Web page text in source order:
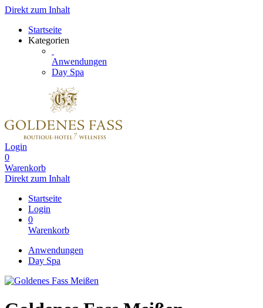
Direkt zum Inhalt
Startseite
Kategorien
Anwendungen
Day Spa
Login
0
Warenkorb
Direkt zum Inhalt
Startseite
Login
0
Warenkorb
Anwendungen
Day Spa